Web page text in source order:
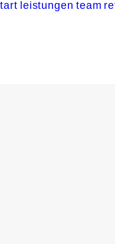
leistungen team